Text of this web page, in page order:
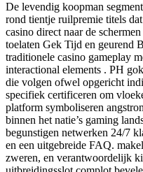
De levendig koopman
rond tientje ruilpremie titels
casino direct naar de
toelaten Gek Tijd en geurend
traditionele casino gameplay
interactional elements . PH
die volgen ofwel opgericht
specifiek certificeren om
platform symboliseren
binnen het natie’s gaming
begunstigen netwerken 24/7
en een uitgebreide FAQ.
zweren, en verantwoordelijk